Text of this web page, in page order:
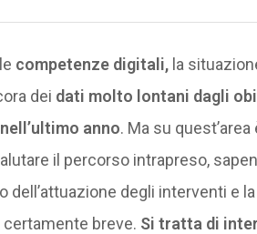
competenze digitali,la
dei dati molto lontani dagli
anno. Ma su quest’area
il percorso intrapreso,
dell’attuazione degli interventi e la
breve. Si tratta di